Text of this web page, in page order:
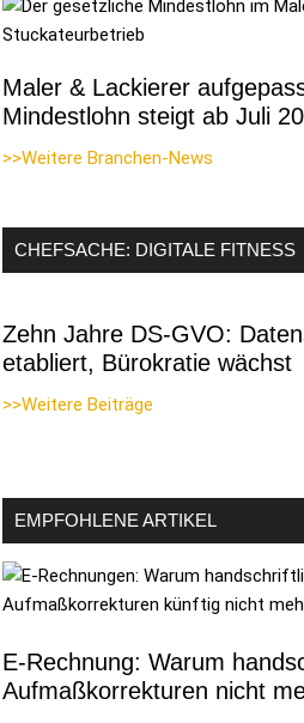
Maler & Lackierer
Mindestlohn steigt ab Juli
>>Weitere Branchen-News
CHEFSACHE: DIGITALE FITNESS
Zehn Jahre DS-GVO:
etabliert, Bürokratie wächst
>>Weitere Beiträge
EMPFOHLENE ARTIKEL
E-Rechnung: Warum
Aufmaßkorrekturen nicht